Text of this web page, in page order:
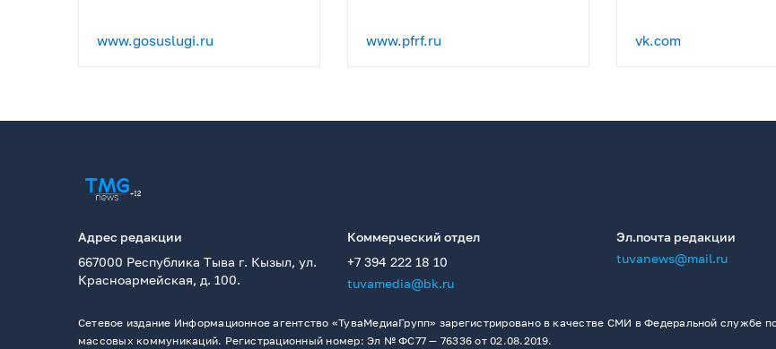
www.gosuslugi.ru www.pfrf.ru vk.com
Адрес редакции
667000 Республика Тыва г. Кызыл, ул.
Красноармейская, д. 100.
Коммерческий отдел
+7 394 222 18 10
tuvamedia@bk.ru
Эл.почта редакции
tuvanews@mail.ru
Сетевое издание Информационное агентство «ТуваМедиаГрупп» зарегистрировано в качестве СМИ в Федеральной службе
массовых коммуникаций. Регистрационный номер: Эл № ФС77 — 76336 от 02.08.2019.